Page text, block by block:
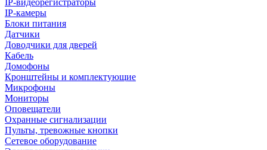
IP-видеорегистраторы
IP-камеры
Блоки питания
Датчики
Доводчики для дверей
Кабель
Домофоны
Кронштейны и комплектующие
Микрофоны
Мониторы
Оповещатели
Охранные сигнализации
Пульты, тревожные кнопки
Сетевое оборудование